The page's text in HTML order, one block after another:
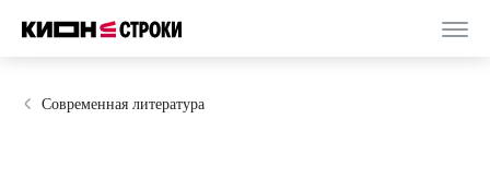
Современная литература